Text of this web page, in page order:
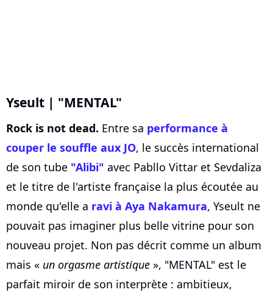
Yseult | "MENTAL"
Rock is not dead. Entre sa performance à
couper le souffle aux JO, le succès international
de son tube "Alibi" avec Pabllo Vittar et Sevdaliza
et le titre de l'artiste française la plus écoutée au
monde qu'elle a ravi à Aya Nakamura, Yseult ne
pouvait pas imaginer plus belle vitrine pour son
nouveau projet. Non pas décrit comme un album
mais « un orgasme artistique », "MENTAL" est le
parfait miroir de son interprète : ambitieux,